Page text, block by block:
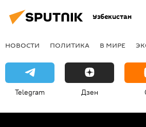
Узбекистан
НОВОСТИ ПОЛИТИКА В МИРЕ
Telegram Дзен